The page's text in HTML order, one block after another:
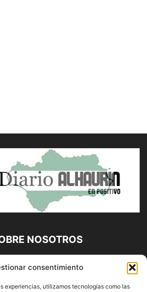
consentimiento
experiencias, utilizamos tecnologías como las
NOSOTROS
Propiedad de
López | 639 95 71 95 | Noticias de
la Torre, Málaga y Provincia|